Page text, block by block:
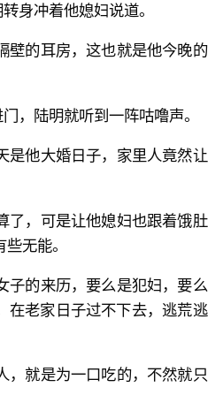
身冲着他媳妇说道。
壁的耳房，这也就是他今晚的
，陆明就听到一阵咕噜声。
是他大婚日子，家里人竟然让
了，可是让他媳妇也跟着饿肚
无能。
子的来历，要么是犯妇，要么
在老家日子过不下去，逃荒逃
，就是为一口吃的，不然就只